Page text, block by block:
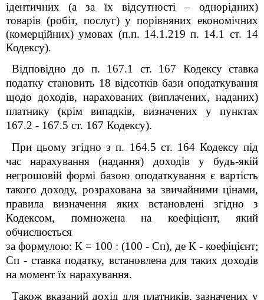
ідентичних (а за їх відсутності – однорідних)
товарів (робіт, послуг) у порівняних економічних
(комерційних) умовах (п.п. 14.1.219 п. 14.1 ст. 14
Кодексу).
Відповідно до п. 167.1 ст. 167 Кодексу ставка
податку становить 18 відсотків бази оподаткування
щодо доходів, нарахованих (виплачених, наданих)
платнику (крім випадків, визначених у пунктах
167.2 - 167.5 ст. 167 Кодексу).
При цьому згідно з п. 164.5 ст. 164 Кодексу під
час нарахування (надання) доходів у будь-якій
негрошовій формі базою оподаткування є вартість
такого доходу, розрахована за звичайними цінами,
правила визначення яких встановлені згідно з
Кодексом, помножена на коефіцієнт, який
обчислюється
за формулою: К = 100 : (100 - Сп), де К - коефіцієнт;
Сп - ставка податку, встановлена для таких доходів
на момент їх нарахування.
Також вказаний дохід для платників, зазначених у